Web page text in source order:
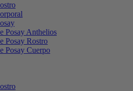
Posay Anthelios
Posay Rostro
Posay Cuerpo